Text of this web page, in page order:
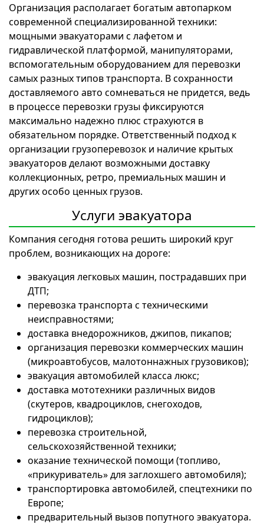
Организация располагает богатым автопарком
современной специализированной техники:
мощными эвакуаторами с лафетом и
гидравлической платформой, манипуляторами,
вспомогательным оборудованием для перевозки
самых разных типов транспорта. В сохранности
доставляемого авто сомневаться не придется, ведь
в процессе перевозки грузы фиксируются
максимально надежно плюс страхуются в
обязательном порядке. Ответственный подход к
организации грузоперевозок и наличие крытых
эвакуаторов делают возможными доставку
коллекционных, ретро, премиальных машин и
других особо ценных грузов.
Услуги эвакуатора
Компания сегодня готова решить широкий круг
проблем, возникающих на дороге:
эвакуация легковых машин, пострадавших при
ДТП;
перевозка транспорта с техническими
неисправностями;
доставка внедорожников, джипов, пикапов;
организация перевозки коммерческих машин
(микроавтобусов, малотоннажных грузовиков);
эвакуация автомобилей класса люкс;
доставка мототехники различных видов
(скутеров, квадроциклов, снегоходов,
гидроциклов);
перевозка строительной,
сельскохозяйственной техники;
оказание технической помощи (топливо,
«прикуриватель» для заглохшего автомобиля);
транспортировка автомобилей, спецтехники по
Европе;
предварительный вызов попутного эвакуатора.